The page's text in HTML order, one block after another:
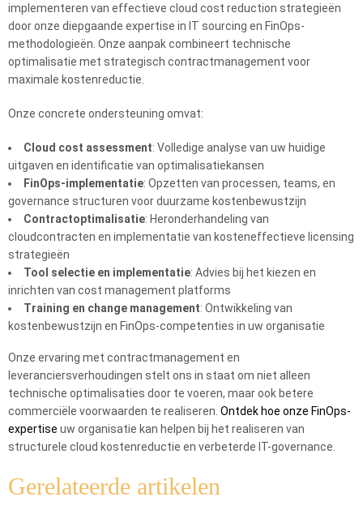
implementeren van effectieve cloud cost reduction strategieën
door onze diepgaande expertise in IT sourcing en FinOps-
methodologieën. Onze aanpak combineert technische
optimalisatie met strategisch contractmanagement voor
maximale kostenreductie.
Onze concrete ondersteuning omvat:
Cloud cost assessment: Volledige analyse van uw huidige
uitgaven en identificatie van optimalisatiekansen
FinOps-implementatie: Opzetten van processen, teams, en
governance structuren voor duurzame kostenbewustzijn
Contractoptimalisatie: Heronderhandeling van
cloudcontracten en implementatie van kosteneffectieve licensing
strategieën
Tool selectie en implementatie: Advies bij het kiezen en
inrichten van cost management platforms
Training en change management: Ontwikkeling van
kostenbewustzijn en FinOps-competenties in uw organisatie
Onze ervaring met contractmanagement en
leveranciersverhoudingen stelt ons in staat om niet alleen
technische optimalisaties door te voeren, maar ook betere
commerciële voorwaarden te realiseren. Ontdek hoe onze FinOps-
expertise uw organisatie kan helpen bij het realiseren van
structurele cloud kostenreductie en verbeterde IT-governance.
Gerelateerde artikelen